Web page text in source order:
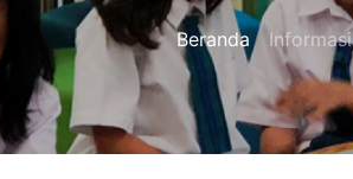
Beranda Informasi